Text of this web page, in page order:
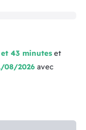
43 minutes et
08/2026 avec